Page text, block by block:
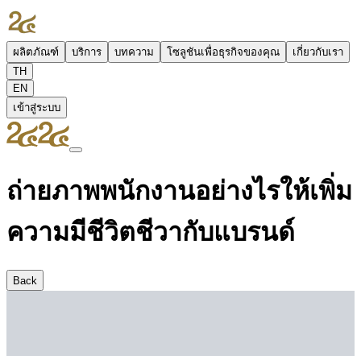
ผลิตภัณฑ์ บริการ บทความ โซลูชันเพื่อธุรกิจของคุณ
เกี่ยวกับเรา
TH
EN
เข้าสู่ระบบ
ถ่ายภาพพนักงานอย่างไรให้เพิ่ม
ความมีชีวิตชีวากับแบรนด์
Back